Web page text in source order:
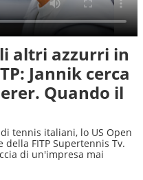
altri azzurri in
Jannik cerca
Quando il
tennis italiani, lo US Open
FITP Supertennis Tv.
di un'impresa mai